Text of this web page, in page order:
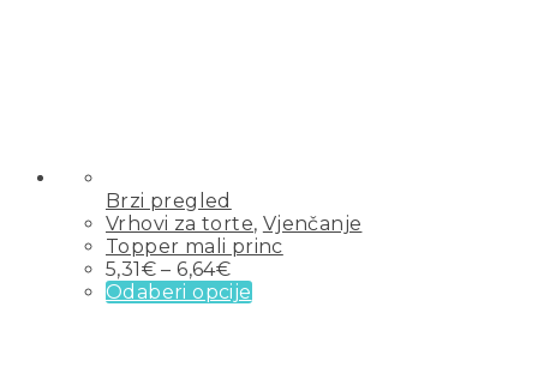
Brzi pregled
Vrhovi za torte, Vjenčanje
Topper mali princ
5,31€ –6,64€
Odaberi opcije